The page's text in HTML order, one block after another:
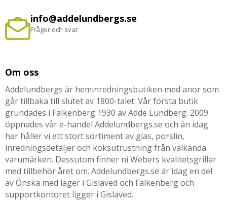
info@addelundbergs.se
Frågor och svar
Om oss
Addelundbergs är heminredningsbutiken med anor som
går tillbaka till slutet av 1800-talet. Vår första butik
grundades i Falkenberg 1930 av Adde Lundberg. 2009
öppnades vår e-handel Addelundbergs.se och än idag
har håller vi ett stort sortiment av glas, porslin,
inredningsdetaljer och köksutrustning från välkända
varumärken. Dessutom finner ni Webers kvalitetsgrillar
med tillbehör året om. Addelundbergs.se är idag en del
av Önska med lager i Gislaved och Falkenberg och
supportkontoret ligger i Gislaved.